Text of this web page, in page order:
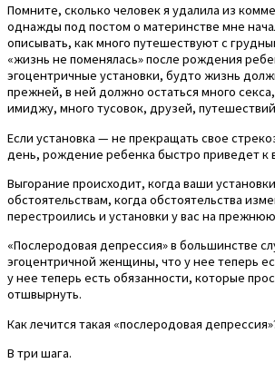
Помните, сколько человек я удалила из
однажды под постом о материнстве мне
описывать, как много путешествуют с
«жизнь не поменялась» после рождения
эгоцентричные установки, будто жизнь
прежней, в ней должно остаться много
имиджу, много тусовок, друзей,
Если установка — не прекращать свое
день, рождение ребенка быстро приведет к
Выгорание происходит, когда ваши
обстоятельствам, когда обстоятельства
перестроились и установки у вас на
«Послеродовая депрессия» в большинстве
эгоцентричной женщины, что у нее теперь
у нее теперь есть обязанности, которые
отшвырнуть.
Как лечится такая «послеродовая
В три шага.